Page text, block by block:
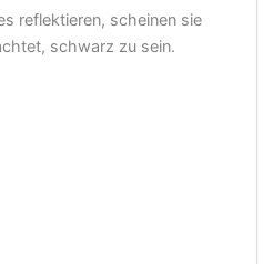
reflektieren, scheinen sie
schwarz zu sein.